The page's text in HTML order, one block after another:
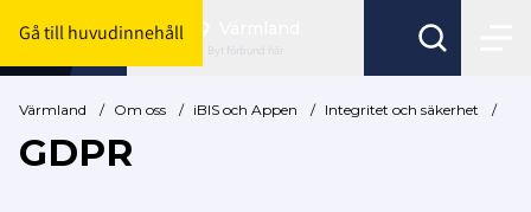
Gå till huvudinnehåll
Byt förbund här
Värmland / Om oss / iBIS och Appen / Integritet och säkerhet /
GDPR